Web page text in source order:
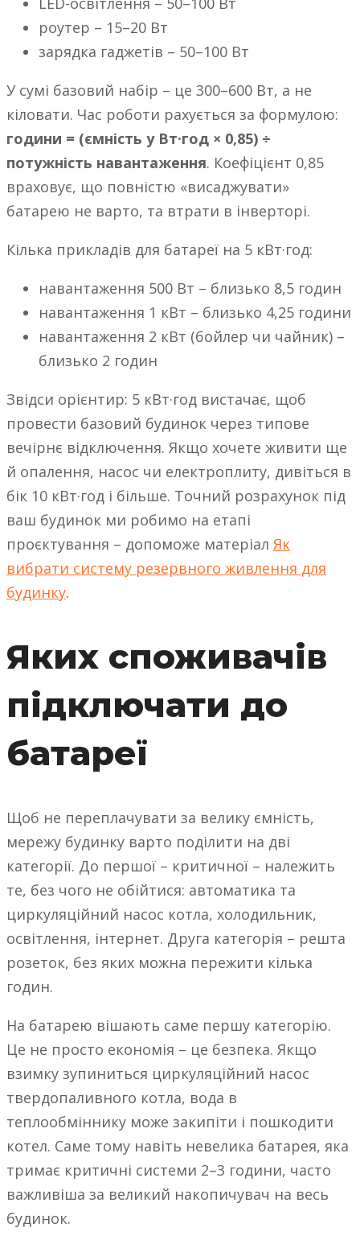
роутер – 15–20 Вт
зарядка гаджетів – 50–100 Вт
У сумі базовий набір – це 300–600 Вт, а не
кіловати. Час роботи рахується за формулою:
години = (ємність у Вт·год × 0,85) ÷
потужність навантаження. Коефіцієнт 0,85
враховує, що повністю «висаджувати»
батарею не варто, та втрати в інверторі.
Кілька прикладів для батареї на 5 кВт·год:
навантаження 500 Вт – близько 8,5 годин
навантаження 1 кВт – близько 4,25 години
навантаження 2 кВт (бойлер чи чайник) –
близько 2 годин
Звідси орієнтир: 5 кВт·год вистачає, щоб
провести базовий будинок через типове
вечірнє відключення. Якщо хочете живити ще
й опалення, насос чи електроплиту, дивіться в
бік 10 кВт·год і більше. Точний розрахунок під
ваш будинок ми робимо на етапі
проєктування – допоможе матеріал Як
вибрати систему резервного живлення для
будинку.
Яких споживачів
підключати до
батареї
Щоб не переплачувати за велику ємність,
мережу будинку варто поділити на дві
категорії. До першої – критичної – належить
те, без чого не обійтися: автоматика та
циркуляційний насос котла, холодильник,
освітлення, інтернет. Друга категорія – решта
розеток, без яких можна пережити кілька
годин.
На батарею вішають саме першу категорію.
Це не просто економія – це безпека. Якщо
взимку зупиниться циркуляційний насос
твердопаливного котла, вода в
теплообміннику може закипіти і пошкодити
котел. Саме тому навіть невелика батарея, яка
тримає критичні системи 2–3 години, часто
важливіша за великий накопичувач на весь
будинок.